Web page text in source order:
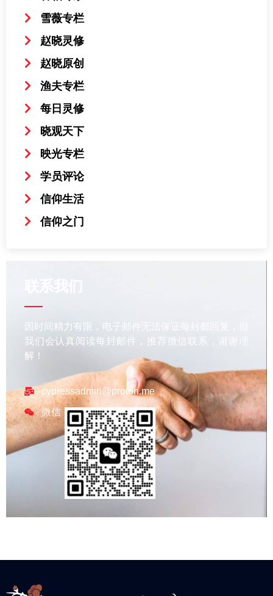
雪薇专栏
赵晓灵修
赵晓原创
渔夫专栏
每日灵修
晓观天下
映光专栏
学员评论
信仰生活
信仰之门
因时间精力有限，电子邮件无法保证每封都回复，但
我们会认真阅读每封邮件，推荐微信联系，谢谢理
解！
cypressadmin@proton.me
微信